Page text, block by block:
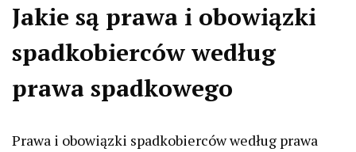
Jakie są prawa i obowiązki
spadkobierców według
prawa spadkowego
Prawa i obowiązki spadkobierców według prawa